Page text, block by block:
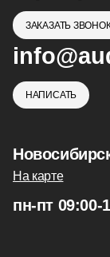
ЗАКАЗАТЬ
НАПИСАТЬ
На карте
пн-пт 09:00-